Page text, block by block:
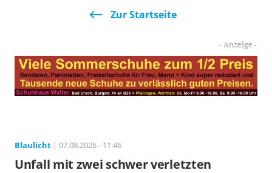
Zur Startseite
Blaulicht | 07.08.2026 - 11:46
Unfall mit zwei schwer verletzten